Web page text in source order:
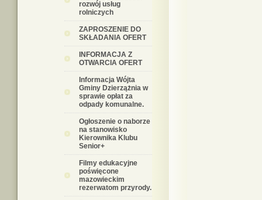
rozwój usług
rolniczych
ZAPROSZENIE DO
SKŁADANIA OFERT
INFORMACJA Z
OTWARCIA OFERT
Informacja Wójta
Gminy Dzierzążnia w
sprawie opłat za
odpady komunalne.
Ogłoszenie o naborze
na stanowisko
Kierownika Klubu
Senior+
Filmy edukacyjne
poświęcone
mazowieckim
rezerwatom przyrody.